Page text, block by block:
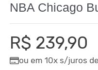
NBA Chicago
Preço
R$ 239,90
ou em 10x s/juros de